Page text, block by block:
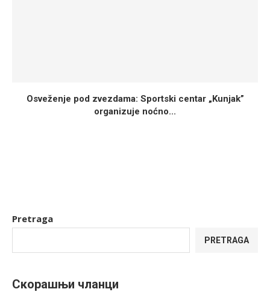
Osveženje pod zvezdama: Sportski centar „Kunjak”
organizuje noćno...
Pretraga
PRETRAGA
Скорашњи чланци